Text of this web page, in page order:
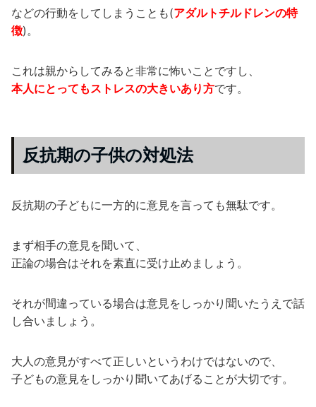
などの行動をしてしまうことも(アダルトチルドレンの特
徴)。
これは親からしてみると非常に怖いことですし、
本人にとってもストレスの大きいあり方です。
反抗期の子供の対処法
反抗期の子どもに一方的に意見を言っても無駄です。
まず相手の意見を聞いて、
正論の場合はそれを素直に受け止めましょう。
それが間違っている場合は意見をしっかり聞いたうえで話
し合いましょう。
大人の意見がすべて正しいというわけではないので、
子どもの意見をしっかり聞いてあげることが大切です。